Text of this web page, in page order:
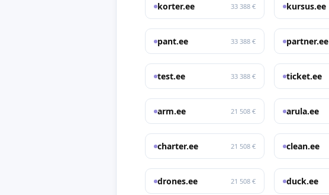
korter.ee 33 388 € kursus.ee
pant.ee 33 388 € partner.ee
test.ee 33 388 € ticket.ee
arm.ee 21 508 € arula.ee
charter.ee 21 508 € clean.ee
drones.ee 21 508 € duck.ee